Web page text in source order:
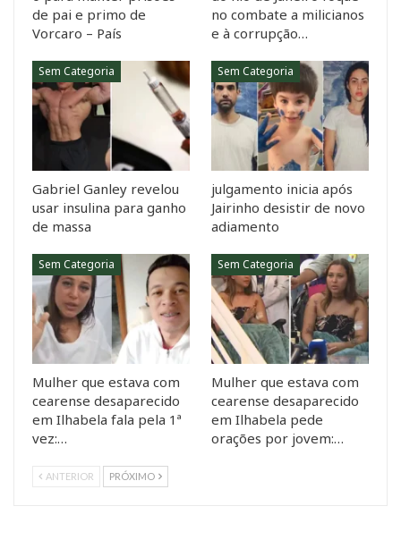
de pai e primo de
Vorcaro – País
no combate a milicianos
e à corrupção…
Sem Categoria
Gabriel Ganley revelou
usar insulina para ganho
de massa
Sem Categoria
julgamento inicia após
Jairinho desistir de novo
adiamento
Sem Categoria
Mulher que estava com
cearense desaparecido
em Ilhabela fala pela 1ª
vez:…
Sem Categoria
Mulher que estava com
cearense desaparecido
em Ilhabela pede
orações por jovem:…
ANTERIOR PRÓXIMO